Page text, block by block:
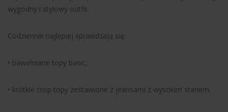
wygodny i stylowy outfit.
Codziennie najlepiej sprawdzają się:
• bawełniane topy basic,
• krótkie crop topy zestawione z jeansami z wysokim stanem,